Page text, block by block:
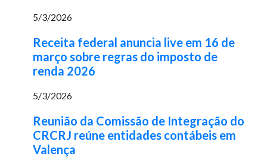
5/3/2026
Receita federal anuncia live em 16 de
março sobre regras do imposto de
renda 2026
5/3/2026
Reunião da Comissão de Integração do
CRCRJ reúne entidades contábeis em
Valença